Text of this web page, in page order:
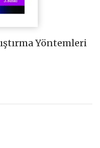
Yöntemleri